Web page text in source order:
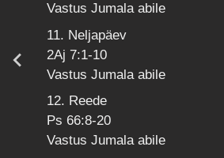
Vastus Jumala abile
11. Neljapäev
2Aj 7:1-10
Vastus Jumala abile
12. Reede
Ps 66:8-20
Vastus Jumala abile